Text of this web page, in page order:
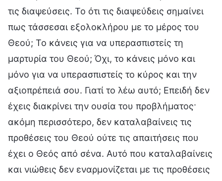
τις διαψεύσεις. Το ότι τις διαψεύδεις σημαίνει
πως τάσσεσαι εξολοκλήρου με το μέρος του
Θεού; Το κάνεις για να υπερασπιστείς τη
μαρτυρία του Θεού; Όχι, το κάνεις μόνο και
μόνο για να υπερασπιστείς το κύρος και την
αξιοπρέπειά σου. Γιατί το λέω αυτό; Επειδή δεν
έχεις διακρίνει την ουσία του προβλήματος·
ακόμη περισσότερο, δεν καταλαβαίνεις τις
προθέσεις του Θεού ούτε τις απαιτήσεις που
έχει ο Θεός από σένα. Αυτό που καταλαβαίνεις
και νιώθεις δεν εναρμονίζεται με τις προθέσεις